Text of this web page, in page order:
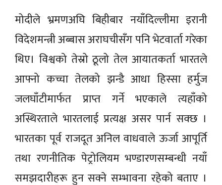
मोदीले भ्रमणअघि बिहीबार नयाँदिल्लीमा इरानी
विदेशमन्त्री अब्बास अराघचीसँग पनि भेटवार्ता गरेका
थिए। विश्वको तेस्रो ठूलो तेल आयातकर्ता भारतले
आफ्नो कच्चा तेलको झन्डै आधा हिस्सा हर्मुज
जलघाँटीमार्फत प्राप्त गर्ने भएकाले त्यहाँको
अस्थिरताले भारतलाई प्रत्यक्ष असर पार्न सक्छ ।
भारतका पूर्व राजदूत अनिल वाधवाले ऊर्जा आपूर्ति
तथा रणनीतिक पेट्रोलियम भण्डारणसम्बन्धी नयाँ
समझदारीहरू हुन सक्ने सम्भावना रहेको बताए ।